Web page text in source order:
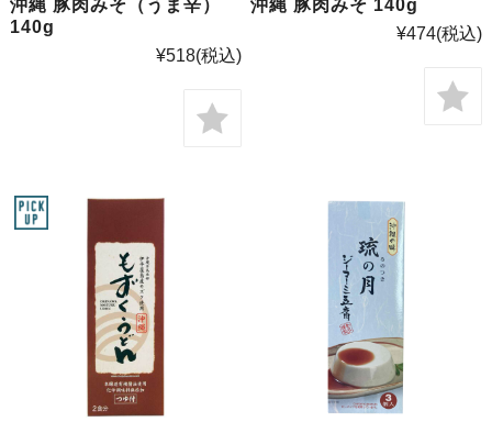
沖縄 豚肉みそ（うま辛）
140g
¥518(税込)
沖縄 豚肉みそ 140g
¥474(税込)